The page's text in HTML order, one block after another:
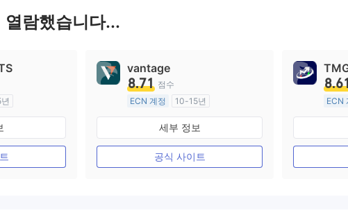
람했습니다...
(MM)
vantage
8.71 점수
ECN 계정
10-15년
호주 규제
외환 거래 라이선스 (MM)
마스터 레이블 MT4
세부 정보
공식 사이트
ECN
호주
외
마스